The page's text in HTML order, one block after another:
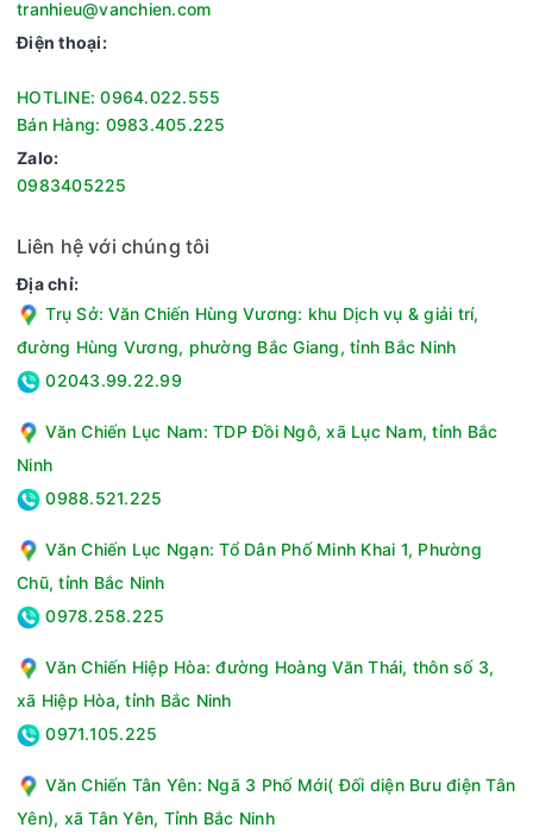
Nơi sản xuất:Trung Quốc
Chất liệu lòng nồi:Hợp kim nhôm phủ chống dính Teflon
Độ dày lòng nồi:1.559 mm
Công nghệ nấu:1D (Toả nhiệt từ 1 hướng)
Chức năng:Nấu cơm, Giữ ấm
Điều khiển:Nút gạt
Tiện ích:Có xửng hấp, Giữ ấm 24 giờ
Dây điện:Có thể tháo rời khỏi nồi
Kích thước - Khối lượng:Ngang 21.7 cm - Cao 19 cm - Sâu
24.5 cm - Nặng 1.8 kg
tranhieu@vanchien.com
Điện thoại:
HOTLINE: 0964.022.555
Bán Hàng: 0983.405.225
Zalo:
0983405225
Liên hệ với chúng tôi
Địa chỉ:
Trụ Sở: Văn Chiến Hùng Vương: khu Dịch vụ & giải trí,
đường Hùng Vương, phường Bắc Giang, tỉnh Bắc Ninh
02043.99.22.99
Văn Chiến Lục Nam: TDP Đồi Ngô, xã Lục Nam, tỉnh Bắc
Ninh
0988.521.225
Văn Chiến Lục Ngạn: Tổ Dân Phố Minh Khai 1, Phường
Chũ, tỉnh Bắc Ninh
0978.258.225
Văn Chiến Hiệp Hòa: đường Hoàng Văn Thái, thôn số 3,
xã Hiệp Hòa, tỉnh Bắc Ninh
0971.105.225
Văn Chiến Tân Yên: Ngã 3 Phố Mới( Đối diện Bưu điện Tân
Yên), xã Tân Yên, Tỉnh Bắc Ninh